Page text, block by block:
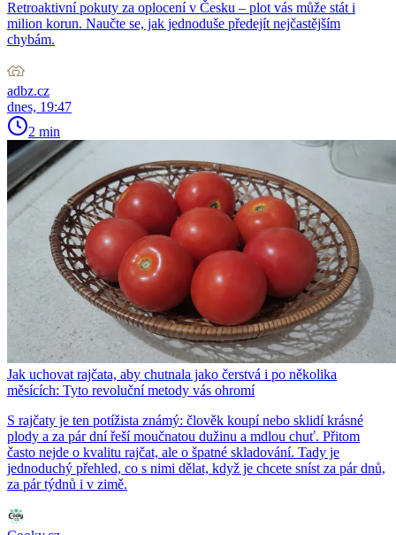
Retroaktivní pokuty za oplocení v Česku – plot vás může stát i
milion korun. Naučte se, jak jednoduše předejít nejčastějším
chybám.
adbz.cz
dnes, 19:47
2 min
Jak uchovat rajčata, aby chutnala jako čerstvá i po několika
měsících: Tyto revoluční metody vás ohromí
S rajčaty je ten potížista známý: člověk koupí nebo sklidí krásné
plody a za pár dní řeší moučnatou dužinu a mdlou chuť. Přitom
často nejde o kvalitu rajčat, ale o špatné skladování. Tady je
jednoduchý přehled, co s nimi dělat, když je chcete sníst za pár dnů,
za pár týdnů i v zimě.